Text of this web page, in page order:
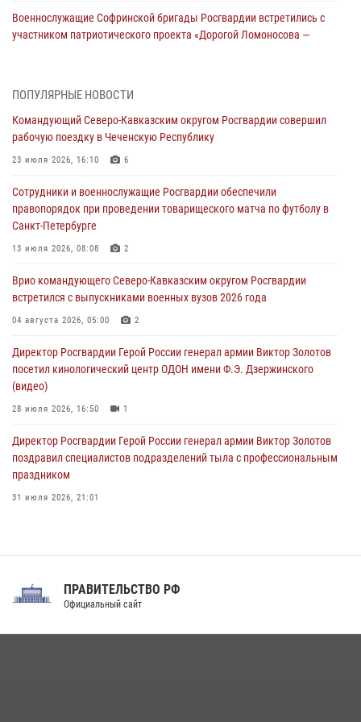
Военнослужащие Софринской бригады Росгвардии встретились с
участником патриотического проекта «Дорогой Ломоносова —
Кузбассе
08 августа 2026, 07:00
настольному теннису ко Дню физкультурника
08 августа 2026, 07:00
ОМОН «Ойрат» Управления Росгвардии по Республике Калмыкия
08 августа 2026, 07:00
В Москве росгвардейцы оказали помощь медикам и девушке с
08 августа 2026, 06:32 1
ПОПУЛЯРНЫЕ НОВОСТИ
Командующий Северо-Кавказским округом Росгвардии совершил
рабочую поездку в Чеченскую Республику
23 июля 2026, 16:10 6
Сотрудники и военнослужащие Росгвардии обеспечили
правопорядок при проведении товарищеского матча по футболу в
Санкт-Петербурге
13 июля 2026, 08:08 2
Врио командующего Северо-Кавказским округом Росгвардии
встретился с выпускниками военных вузов 2026 года
04 августа 2026, 05:00 2
Директор Росгвардии Герой России генерал армии Виктор Золотов
посетил кинологический центр ОДОН имени Ф.Э. Дзержинского
(видео)
28 июля 2026, 16:50 1
Директор Росгвардии Герой России генерал армии Виктор Золотов
поздравил специалистов подразделений тыла с профессиональным
праздником
31 июля 2026, 21:01
Праздник «Один день с Росгвардией» к 105-летию Центрального
ПРАВИТЕЛЬСТВО РФ
Официальный сайт